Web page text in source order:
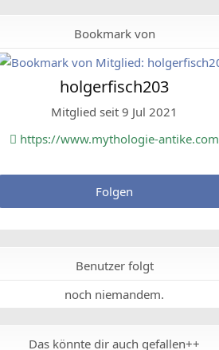
Bookmark von
holgerfisch203
Mitglied seit 9 Jul 2021
https://www.mythologie-antike.com
Folgen
Benutzer folgt
noch niemandem.
Das könnte dir auch gefallen++